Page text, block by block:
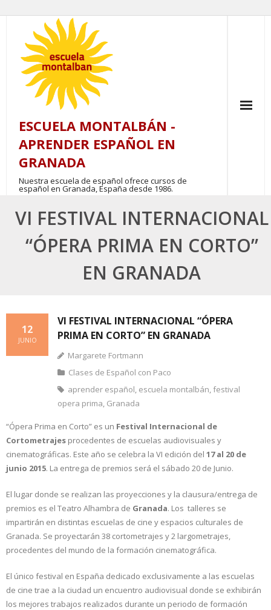
content
ESCUELA MONTALBÁN -
APRENDER ESPAÑOL EN
GRANADA
Nuestra escuela de español ofrece cursos de
español en Granada, España desde 1986.
VI FESTIVAL INTERNACIONAL
“ÓPERA PRIMA EN CORTO”
EN GRANADA
VI FESTIVAL INTERNACIONAL “ÓPERA
PRIMA EN CORTO” EN GRANADA
12
JUNIO
Margarete Fortmann
Clases de Español con Paco
aprender español, escuela montalbán,festival
opera prima, Granada
“Ópera Prima en Corto” es un Festival Internacional de
Cortometrajes procedentes de escuelas audiovisuales y
cinematográficas. Este año se celebra la VI edición del 17 al 20 de
junio 2015. La entrega de premios será el sábado 20 de Junio.
El lugar donde se realizan las proyecciones y la clausura/entrega de
premios es el Teatro Alhambra de Granada. Los talleres se
impartirán en distintas escuelas de cine y espacios culturales de
Granada. Se proyectarán 38 cortometrajes y 2 largometrajes,
procedentes del mundo de la formación cinematográfica.
El único festival en España dedicado exclusivamente a las escuelas
de cine trae a la ciudad un encuentro audiovisual donde se exhibirán
los mejores trabajos realizados durante un periodo de formación